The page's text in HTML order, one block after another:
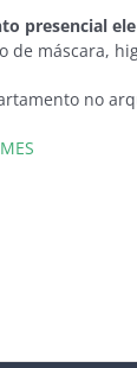
presencial
de máscara,
no